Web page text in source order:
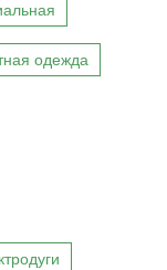
одежда